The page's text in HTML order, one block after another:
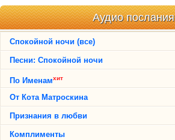
Аудио послания
Спокойной ночи (все)
Песни: Спокойной ночи
По Именамхит
От Кота Матроскина
Признания в любви
Комплименты